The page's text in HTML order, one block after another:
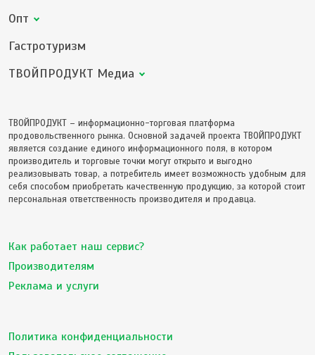
Опт
Гастротуризм
ТВОЙПРОДУКТ Медиа
ТВОЙПРОДУКТ – информационно-торговая платформа
продовольственного рынка. Основной задачей проекта ТВОЙПРОДУКТ
является создание единого информационного поля, в котором
производитель и торговые точки могут открыто и выгодно
реализовывать товар, а потребитель имеет возможность удобным для
себя способом приобретать качественную продукцию, за которой стоит
персональная ответственность производителя и продавца.
Как работает наш сервис?
Производителям
Реклама и услуги
Политика конфиденциальности